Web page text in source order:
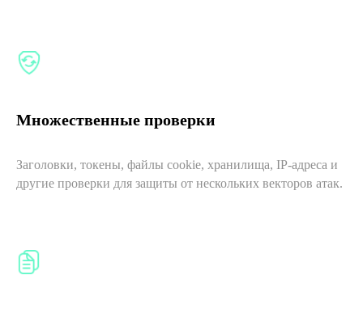
Множественные проверки
Заголовки, токены, файлы cookie, хранилища, IP-адреса и
другие проверки для защиты от нескольких векторов атак.